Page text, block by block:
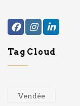
Tag Cloud
Vendée